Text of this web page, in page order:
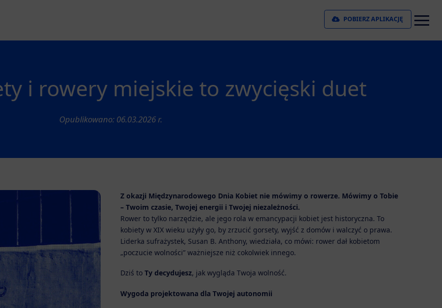
POBIERZ APLIKACJĘ
i rowery miejskie to zwycięski duet
Opublikowano: 06.03.2026 r.
Z okazji Międzynarodowego Dnia Kobiet nie mówimy o rowerze. Mówimy o Tobie
– Twoim czasie, Twojej energii i Twojej niezależności.
Rower to tylko narzędzie, ale jego rola w emancypacji kobiet jest historyczna. To
kobiety w XIX wieku użyły go, by zrzucić gorsety, wyjść z domów i walczyć o prawa.
Liderka sufrażystek, Susan B. Anthony, wiedziała, co mówi: rower dał kobietom
„poczucie wolności” ważniejsze niż cokolwiek innego.
Dziś to Ty decydujesz, jak wygląda Twoja wolność.
Wygoda projektowana dla Twojej autonomii